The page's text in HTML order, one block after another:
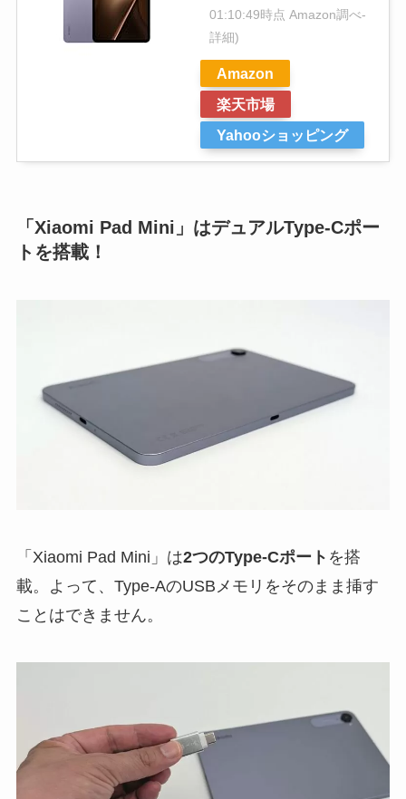
01:10:49時点 Amazon調べ-
詳細)
Amazon
楽天市場
Yahooショッピング
「Xiaomi Pad Mini」はデュアルType-Cポー
トを搭載！
「Xiaomi Pad Mini」は2つのType-Cポート を搭
載。よって、Type-AのUSBメモリをそのまま挿す
ことはできません。